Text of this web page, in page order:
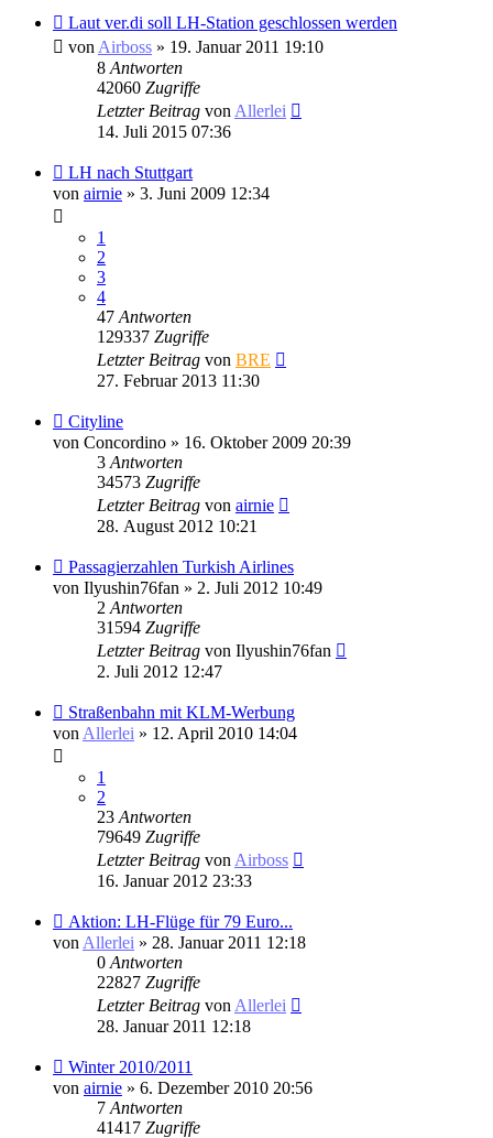
Laut ver.di soll LH-Station geschlossen werden
von Airboss » 19. Januar 2011 19:10
8 Antworten
42060 Zugriffe
Letzter Beitrag von Allerlei
14. Juli 2015 07:36
LH nach Stuttgart
von airnie » 3. Juni 2009 12:34
1
2
3
4
47 Antworten
129337 Zugriffe
Letzter Beitrag von BRE
27. Februar 2013 11:30
Cityline
von Concordino » 16. Oktober 2009 20:39
3 Antworten
34573 Zugriffe
Letzter Beitrag von airnie
28. August 2012 10:21
Passagierzahlen Turkish Airlines
von Ilyushin76fan » 2. Juli 2012 10:49
2 Antworten
31594 Zugriffe
Letzter Beitrag von Ilyushin76fan
2. Juli 2012 12:47
Straßenbahn mit KLM-Werbung
von Allerlei » 12. April 2010 14:04
1
2
23 Antworten
79649 Zugriffe
Letzter Beitrag von Airboss
16. Januar 2012 23:33
Aktion: LH-Flüge für 79 Euro...
von Allerlei » 28. Januar 2011 12:18
0 Antworten
22827 Zugriffe
Letzter Beitrag von Allerlei
28. Januar 2011 12:18
Winter 2010/2011
von airnie » 6. Dezember 2010 20:56
7 Antworten
41417 Zugriffe